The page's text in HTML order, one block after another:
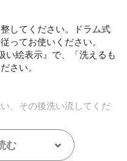
してください。ドラム式
ってお使いください。
い絵表示』で、「洗えるも
さい。
、その後洗い流してくだ
しております。
む